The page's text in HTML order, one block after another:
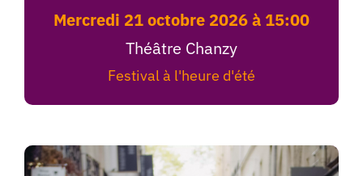
mercredi 21 octobre 2026 à 15:00
Théâtre Chanzy
Festival à l'heure d'été